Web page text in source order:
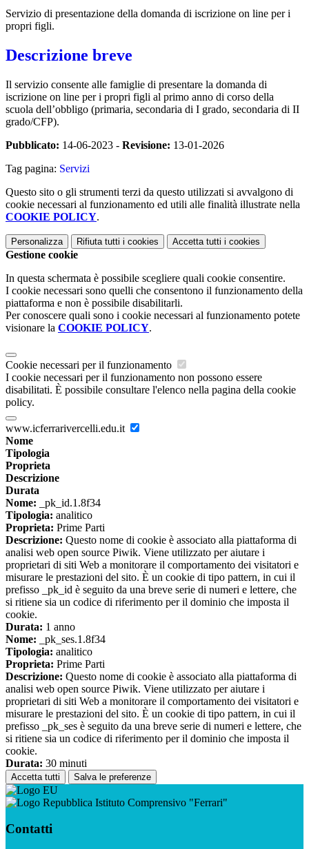
Servizio di presentazione della domanda di iscrizione on line per i
propri figli.
Descrizione breve
Il servizio consente alle famiglie di presentare la domanda di
iscrizione on line per i propri figli al primo anno di corso della
scuola dell’obbligo (primaria, secondaria di I grado, secondaria di II
grado/CFP).
Pubblicato: 14-06-2023 - Revisione: 13-01-2026
Tag pagina: Servizi
Questo sito o gli strumenti terzi da questo utilizzati si avvalgono di
cookie necessari al funzionamento ed utili alle finalità illustrate nella
COOKIE POLICY.
Personalizza Rifiuta tutti i cookies Accetta tutti i cookies
Gestione cookie
In questa schermata è possibile scegliere quali cookie consentire.
I cookie necessari sono quelli che consentono il funzionamento della
piattaforma e non è possibile disabilitarli.
Per conoscere quali sono i cookie necessari al funzionamento potete
visionare la COOKIE POLICY.
Cookie necessari per il funzionamento
I cookie necessari per il funzionamento non possono essere
disabilitati. È possibile consultare l'elenco nella pagina della cookie
policy.
www.icferrarivercelli.edu.it
Nome
Tipologia
Proprieta
Descrizione
Durata
Nome: _pk_id.1.8f34
Tipologia: analitico
Proprieta: Prime Parti
Descrizione: Questo nome di cookie è associato alla piattaforma di
analisi web open source Piwik. Viene utilizzato per aiutare i
proprietari di siti Web a monitorare il comportamento dei visitatori e
misurare le prestazioni del sito. È un cookie di tipo pattern, in cui il
prefisso _pk_id è seguito da una breve serie di numeri e lettere, che
si ritiene sia un codice di riferimento per il dominio che imposta il
cookie.
Durata: 1 anno
Nome: _pk_ses.1.8f34
Tipologia: analitico
Proprieta: Prime Parti
Descrizione: Questo nome di cookie è associato alla piattaforma di
analisi web open source Piwik. Viene utilizzato per aiutare i
proprietari di siti Web a monitorare il comportamento dei visitatori e
misurare le prestazioni del sito. È un cookie di tipo pattern, in cui il
prefisso _pk_ses è seguito da una breve serie di numeri e lettere, che
si ritiene sia un codice di riferimento per il dominio che imposta il
cookie.
Durata: 30 minuti
Accetta tutti Salva le preferenze
Istituto Comprensivo "Ferrari"
Contatti